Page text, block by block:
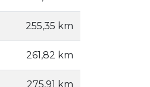
255,35 km
261,82 km
275,91 km